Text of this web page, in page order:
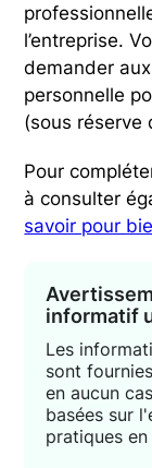
l’entreprise.
demander
personnelle
(sous réserve
Pour
à consulter
savoir pour
informatif
Les
sont
en aucun
basées sur
pratiques en